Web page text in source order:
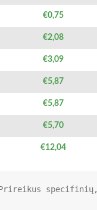
€0,75
€2,08
€3,09
€5,87
€5,87
€5,70
€12,04
specifinių,